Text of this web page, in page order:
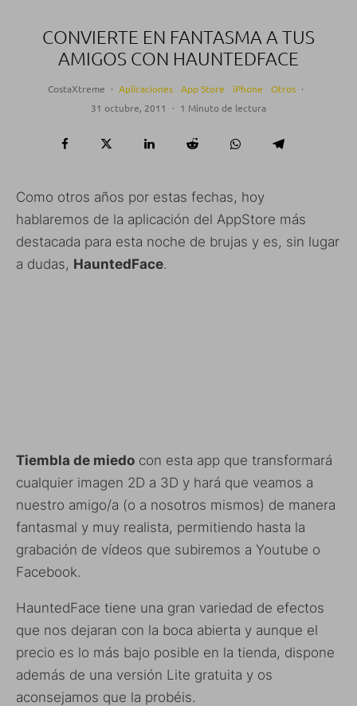
CONVIERTE EN FANTASMA A TUS
AMIGOS CON HAUNTEDFACE
CostaXtreme · Aplicaciones App Store iPhone Otros ·
31 octubre, 2011
· 1 Minuto de lectura
Como otros años por estas fechas, hoy
hablaremos de la aplicación del AppStore más
destacada para esta noche de brujas y es, sin lugar
a dudas, HauntedFace.
Tiembla de miedo con esta app que transformará
cualquier imagen 2D a 3D y hará que veamos a
nuestro amigo/a (o a nosotros mismos) de manera
fantasmal y muy realista, permitiendo hasta la
grabación de vídeos que subiremos a Youtube o
Facebook.
HauntedFace tiene una gran variedad de efectos
que nos dejaran con la boca abierta y aunque el
precio es lo más bajo posible en la tienda, dispone
además de una versión Lite gratuita y os
aconsejamos que la probéis.